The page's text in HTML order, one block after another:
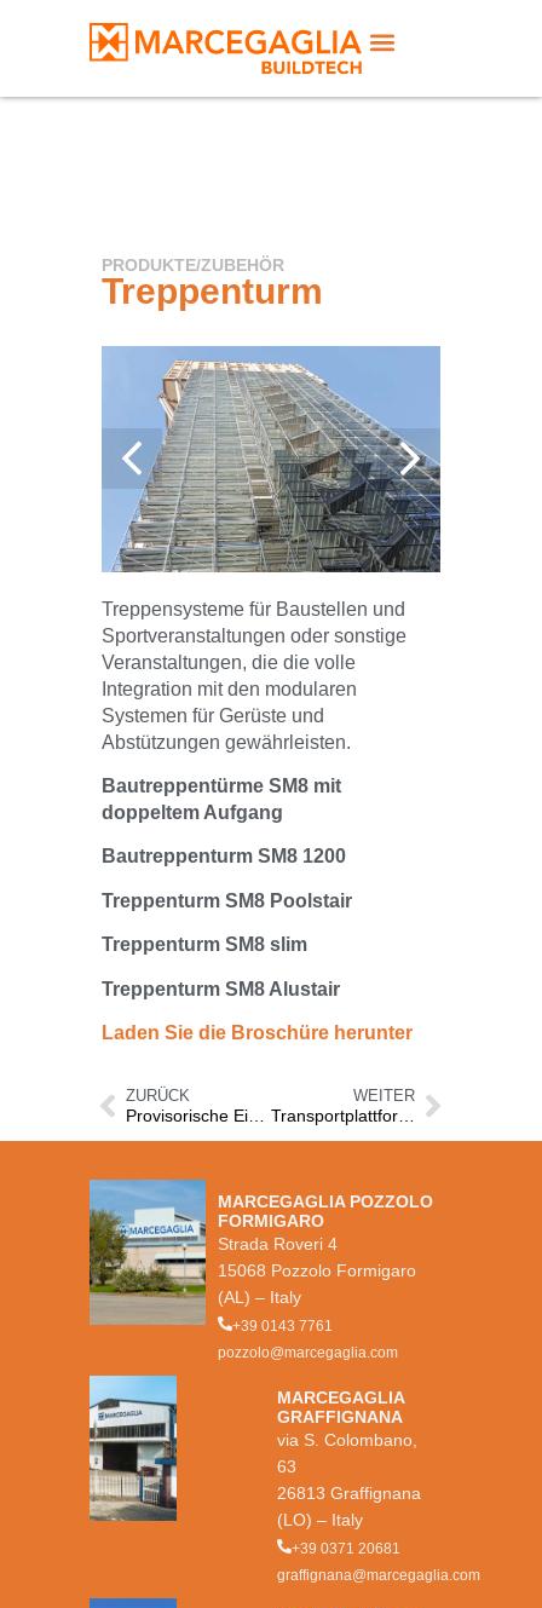
PRODUKTE/ZUBEHÖR
Treppenturm
Treppensysteme für Baustellen und
Sportveranstaltungen oder sonstige
Veranstaltungen, die die volle
Integration mit den modularen
Systemen für Gerüste und
Abstützungen gewährleisten.
Bautreppentürme SM8 mit
doppeltem Aufgang
Bautreppenturm SM8 1200
Treppenturm SM8 Poolstair
Treppenturm SM8 slim
Treppenturm SM8 Alustair
Laden Sie die Broschüre herunter
ZURÜCK WEITER
Transportplattformen
MARCEGAGLIA POZZOLO
FORMIGARO
Strada Roveri 4
15068 Pozzolo Formigaro
(AL) – Italy
+39 0143 7761
pozzolo@marcegaglia.com
MARCEGAGLIA
GRAFFIGNANA
via S. Colombano,
63
26813 Graffignana
(LO) – Italy
+39 0371 20681
graffignana@marcegaglia.com